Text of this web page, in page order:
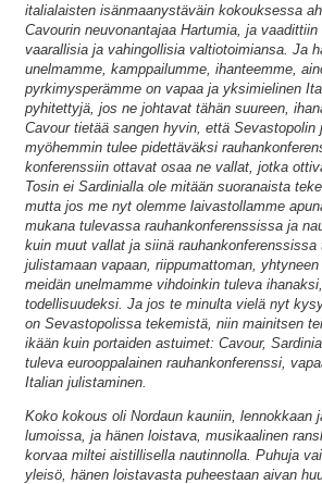
italialaisten isänmaanystäväin kokouksessa
Cavourin neuvonantajaa Hartumia, ja
vaarallisia ja vahingollisia valtiotoimiansa. Ja
unelmamme, kamppailumme, ihanteemme,
pyrkimysperämme on vapaa ja yksimielinen
pyhitettyjä, jos ne johtavat tähän suureen,
Cavour tietää sangen hyvin, että Sevastopolin
myöhemmin tulee pidettäväksi
konferenssiin ottavat osaa ne vallat, jotka
Tosin ei Sardinialla ole mitään suoranaista
mutta jos me nyt olemme laivastollamme
mukana tulevassa rauhankonferenssissa ja
kuin muut vallat ja siinä rauhankonferenssissa
julistamaan vapaan, riippumattoman,
meidän unelmamme vihdoinkin tuleva
todellisuudeksi. Ja jos te minulta vielä nyt
on Sevastopolissa tekemistä, niin mainitsen
ikään kuin portaiden astuimet: Cavour,
tuleva eurooppalainen rauhankonferenssi,
Italian julistaminen.
Koko kokous oli Nordaun kauniin, lennokkaan
lumoissa, ja hänen loistava, musikaalinen
korvaa miltei aistillisella nautinnolla. Puhuja
yleisö, hänen loistavasta puheestaan aivan